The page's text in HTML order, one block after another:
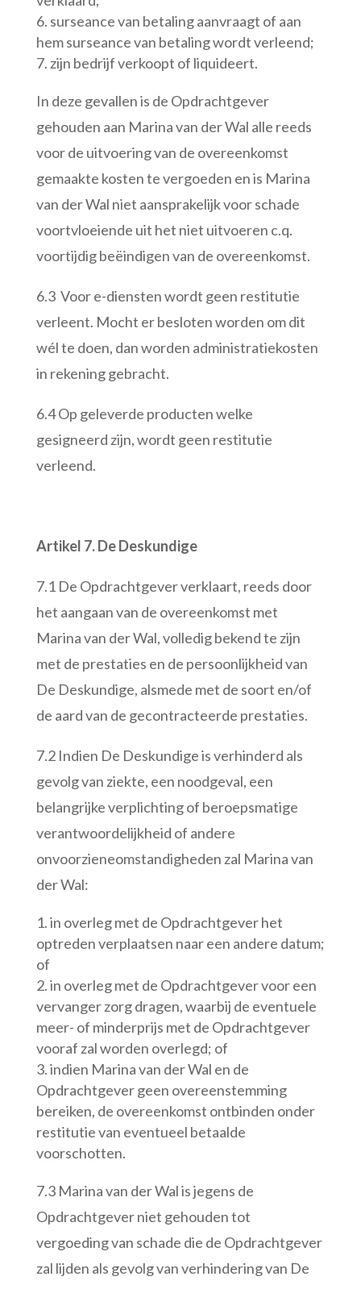
surseance van betaling aanvraagt of aan
hem surseance van betaling wordt verleend;
zijn bedrijf verkoopt of liquideert.
In deze gevallen is de Opdrachtgever
gehouden aan Marina van der Wal alle reeds
voor de uitvoering van de overeenkomst
gemaakte kosten te vergoeden en is Marina
van der Wal niet aansprakelijk voor schade
voortvloeiende uit het niet uitvoeren c.q.
voortijdig beëindigen van de overeenkomst.
6.3 Voor e-diensten wordt geen restitutie
verleent. Mocht er besloten worden om dit
wél te doen, dan worden administratiekosten
in rekening gebracht.
6.4 Op geleverde producten welke
gesigneerd zijn, wordt geen restitutie
verleend.
Artikel 7. De Deskundige
7.1 De Opdrachtgever verklaart, reeds door
het aangaan van de overeenkomst met
Marina van der Wal, volledig bekend te zijn
met de prestaties en de persoonlijkheid van
De Deskundige, alsmede met de soort en/of
de aard van de gecontracteerde prestaties.
7.2 Indien De Deskundige is verhinderd als
gevolg van ziekte, een noodgeval, een
belangrijke verplichting of beroepsmatige
verantwoordelijkheid of andere
onvoorzieneomstandigheden zal Marina van
der Wal:
in overleg met de Opdrachtgever het
optreden verplaatsen naar een andere datum;
of
in overleg met de Opdrachtgever voor een
vervanger zorg dragen, waarbij de eventuele
meer- of minderprijs met de Opdrachtgever
vooraf zal worden overlegd; of
indien Marina van der Wal en de
Opdrachtgever geen overeenstemming
bereiken, de overeenkomst ontbinden onder
restitutie van eventueel betaalde
voorschotten.
7.3 Marina van der Wal is jegens de
Opdrachtgever niet gehouden tot
vergoeding van schade die de Opdrachtgever
zal lijden als gevolg van verhindering van De